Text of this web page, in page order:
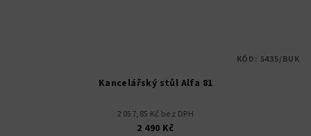
Kancelářský stůl Alfa 81
2 057,85 Kč bez DPH
2 490 Kč
KÓD: 5435/BUK